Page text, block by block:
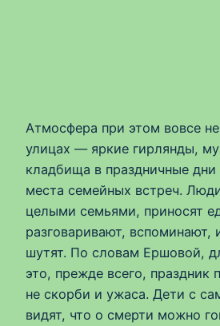
Атмосфера при этом вовсе
улицах — яркие гирлянды,
кладбища в праздничные
места семейных встреч.
целыми семьями, приносят
разговаривают, вспоминают,
шутят. По словам Ершовой,
это, прежде всего, праздник
не скорби и ужаса. Дети с
видят, что о смерти можно